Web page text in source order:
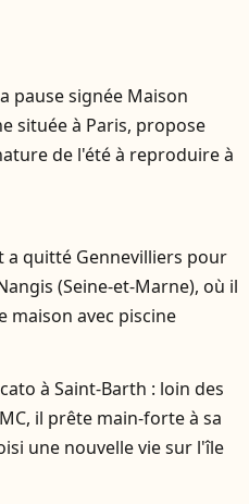
pause signée Maison
située à Paris, propose
de l'été à reproduire à
a quitté Gennevilliers pour
(Seine-et-Marne), où il
maison avec piscine
à Saint-Barth : loin des
il prête main-forte à sa
une nouvelle vie sur l'île